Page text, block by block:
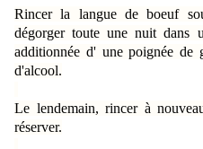
Rincer la langue de boeuf
dégorger toute une nuit dans
additionnée d' une poignée
d'alcool.
Le lendemain, rincer à
réserver.